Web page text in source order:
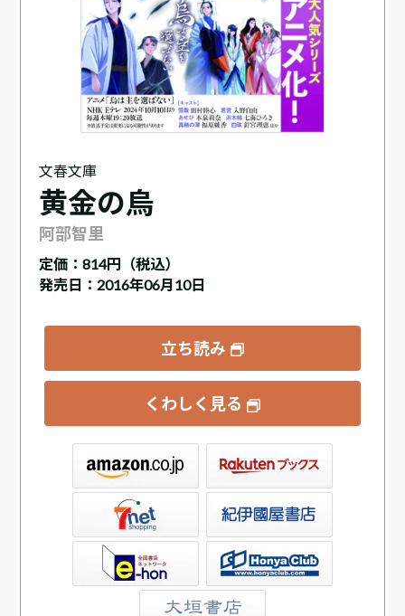
文春文庫
黄金の烏
阿部智里
定価： 814円（税込）
発売日：2016年06月10日
立ち読み
くわしく見る
書店ウェブストア